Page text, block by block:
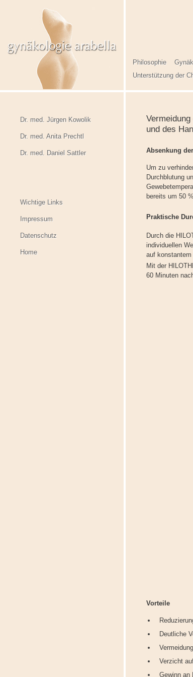
Philosophie
Unterstützung der
und des
Absenkung
Um zu
Durchblutung
bereits um 50 %.
Praktische
Durch die
individuellen
auf konstantem
Mit der
60 Minuten
Vorteile
Deutliche
Verzicht
Gewinn an
Dr. med. Jürgen Kowolik
Dr. med. Anita Prechtl
Dr. med. Daniel Sattler
Wichtige Links
Impressum
Datenschutz
Home